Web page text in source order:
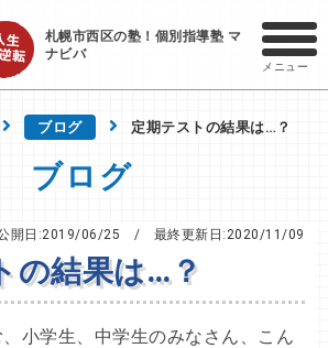
札幌市西区の塾！個別指導塾 マ
ナビバ
メニュー
ブログ 定期テストの結果は…？
ブログ
開日:2019/06/25 / 最終更新日:2020/11/09
の結果は…？
小学生、中学生のみなさん、こん